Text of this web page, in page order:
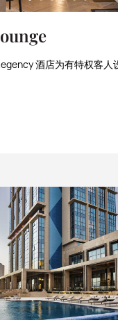
酒店为有特权客人